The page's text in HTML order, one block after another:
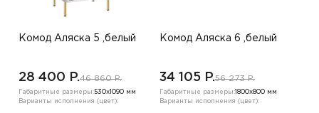
Комод Аляска 5 ,белый
28 400 P.46 860 P.
Габаритные размеры:530х1090 мм
Варианты исполнения (цвет):
Комод Аляска 6 ,белый
34 105 P.56 273 P.
Габаритные размеры: 1800х800 мм
Варианты исполнения (цвет):